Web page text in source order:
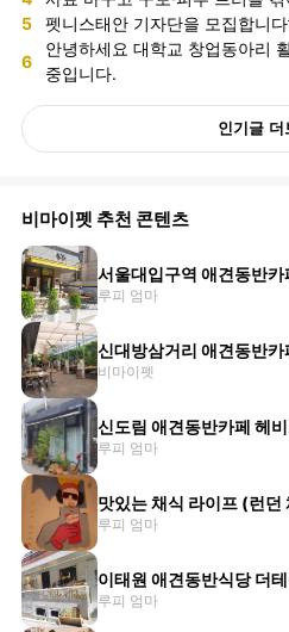
5 펫니스태안 기자단을 모집합니
6
안녕하세요 대학교 창업동아리
중입니다.
인기글 더
비마이펫 추천 콘텐츠
서울대입구역 애견동반
루피 엄마
신대방삼거리 애견동반
비마이펫
신도림 애견동반카페 헤
루피 엄마
맛있는 채식 라이프 (런던
루피 엄마
이태원 애견동반식당 더
루피 엄마